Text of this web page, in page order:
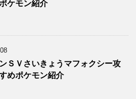
ケモン紹介
ＳＶさいきょうマフォクシー攻
めポケモン紹介